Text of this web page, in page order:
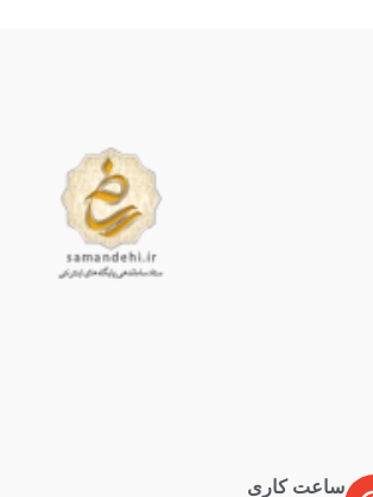
ساعت کاری